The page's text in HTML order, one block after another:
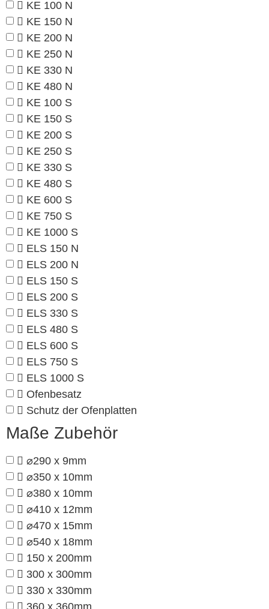
KE 100 N
KE 150 N
KE 200 N
KE 250 N
KE 330 N
KE 480 N
KE 100 S
KE 150 S
KE 200 S
KE 250 S
KE 330 S
KE 480 S
KE 600 S
KE 750 S
KE 1000 S
ELS 150 N
ELS 200 N
ELS 150 S
ELS 200 S
ELS 330 S
ELS 480 S
ELS 600 S
ELS 750 S
ELS 1000 S
Ofenbesatz
Schutz der Ofenplatten
Maße Zubehör
⌀290 x 9mm
⌀350 x 10mm
⌀380 x 10mm
⌀410 x 12mm
⌀470 x 15mm
⌀540 x 18mm
150 x 200mm
300 x 300mm
330 x 330mm